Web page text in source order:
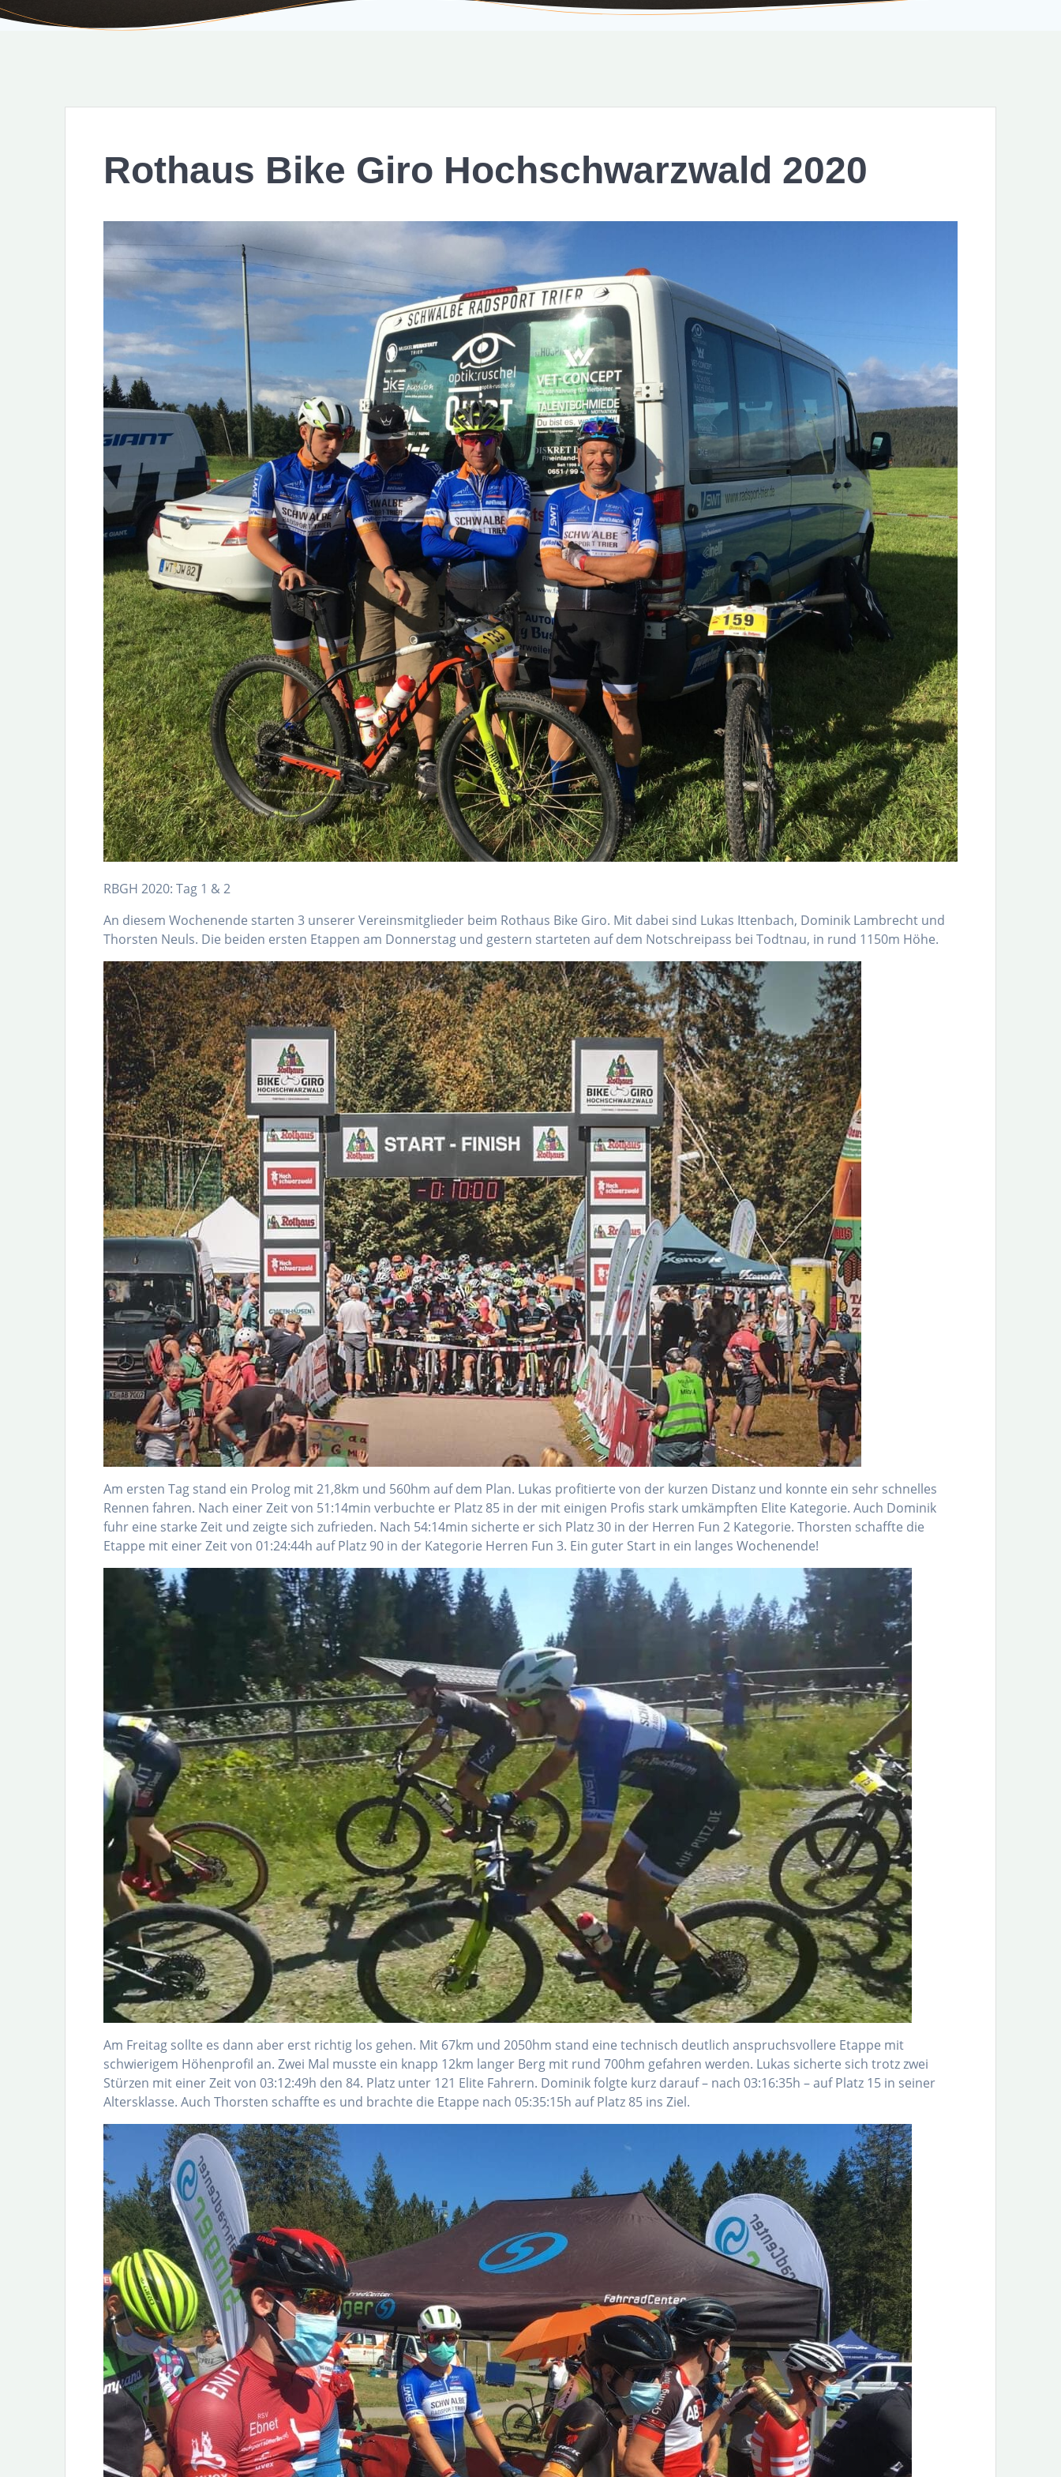
Rothaus Bike Giro Hochschwarzwald 2020
RBGH 2020: Tag 1 & 2
An diesem Wochenende starten 3 unserer Vereinsmitglieder beim Rothaus Bike Giro. Mit dabei sind Lukas Ittenbach, Dominik Lambrecht und
Thorsten Neuls. Die beiden ersten Etappen am Donnerstag und gestern starteten auf dem Notschreipass bei Todtnau, in rund 1150m Höhe.
Am ersten Tag stand ein Prolog mit 21,8km und 560hm auf dem Plan. Lukas profitierte von der kurzen Distanz und konnte ein sehr schnelles
Rennen fahren. Nach einer Zeit von 51:14min verbuchte er Platz 85 in der mit einigen Profis stark umkämpften Elite Kategorie. Auch Dominik
fuhr eine starke Zeit und zeigte sich zufrieden. Nach 54:14min sicherte er sich Platz 30 in der Herren Fun 2 Kategorie. Thorsten schaffte die
Etappe mit einer Zeit von 01:24:44h auf Platz 90 in der Kategorie Herren Fun 3. Ein guter Start in ein langes Wochenende!
Am Freitag sollte es dann aber erst richtig los gehen. Mit 67km und 2050hm stand eine technisch deutlich anspruchsvollere Etappe mit
schwierigem Höhenprofil an. Zwei Mal musste ein knapp 12km langer Berg mit rund 700hm gefahren werden. Lukas sicherte sich trotz zwei
Stürzen mit einer Zeit von 03:12:49h den 84. Platz unter 121 Elite Fahrern. Dominik folgte kurz darauf – nach 03:16:35h – auf Platz 15 in seiner
Altersklasse. Auch Thorsten schaffte es und brachte die Etappe nach 05:35:15h auf Platz 85 ins Ziel.